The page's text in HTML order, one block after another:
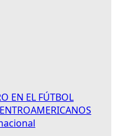
EN EL FÚTBOL